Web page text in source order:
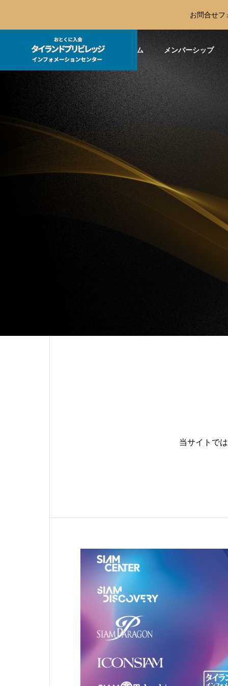
お問合せフ
ホーム メンバーシップ
当サイトで